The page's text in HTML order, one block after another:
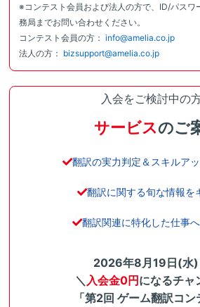
※コンテスト会員および法人の方で、ID/パスワ
務局までお問い合わせください。
コンテスト会員の方： info@amelia.co.jp
法人の方： bizsupport@amelia.co.jp
入会をご検討中の
サービスのご
翻訳の実力判定＆スキルア
翻訳に関する旬な情報を
翻訳関連に特化した仕事
2026年8月19日(水)
＼ 入会金0円になるチャ
「第2回 ゲーム翻訳コン